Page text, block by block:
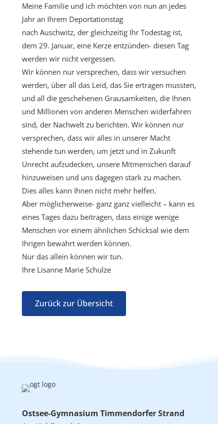
Meine Familie und ich möchten von nun an jedes
Jahr an Ihrem Deportationstag
nach Auschwitz, der gleichzeitig Ihr Todestag ist,
dem 29. Januar, eine Kerze entzünden- diesen Tag
werden wir nicht vergessen.
Wir können nur versprechen, dass wir versuchen
werden, über all das Leid, das Sie ertragen mussten,
und all die geschehenen Grausamkeiten, die Ihnen
und Millionen von anderen Menschen widerfahren
sind, der Nachwelt zu berichten. Wir können nur
versprechen, dass wir alles in unserer Macht
stehende tun werden, um jetzt und in Zukunft
Unrecht aufzudecken, unsere Mitmenschen darauf
hinzuweisen und uns dagegen stark zu machen.
Dies alles kann Ihnen nicht mehr helfen.
Aber möglicherweise- ganz ganz vielleicht – kann es
eines Tages dazu beitragen, dass einige wenige
Menschen vor einem ähnlichen Schicksal wie dem
Ihrigen bewahrt werden können.
Nur das allein können wir tun.
Ihre Lisanne Marie Schulze
Zurück zur Übersicht
Ostsee-Gymnasium Timmendorfer Strand